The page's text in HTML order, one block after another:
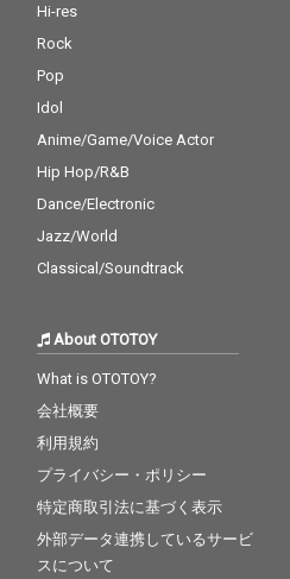
Hi-res
Rock
Pop
Idol
Anime/Game/Voice Actor
Hip Hop/R&B
Dance/Electronic
Jazz/World
Classical/Soundtrack
About OTOTOY
What is OTOTOY?
会社概要
利用規約
プライバシー・ポリシー
特定商取引法に基づく表示
外部データ連携しているサービ
スについて